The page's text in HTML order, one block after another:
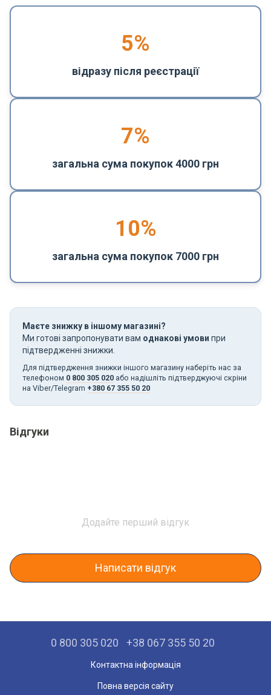
5%
відразу після реєстрації
7%
загальна сума покупок 4000 грн
10%
загальна сума покупок 7000 грн
Маєте знижку в іншому магазині?
Ми готові запропонувати вам однакові умови при
підтвердженні знижки.
Для підтвердження знижки іншого магазину наберіть нас за
телефоном 0 800 305 020 або надішліть підтверджуючі скріни
на Viber/Telegram +380 67 355 50 20
Відгуки
Додайте перший відгук
Написати відгук
0 800 305 020 +38 067 355 50 20
Контактна інформація
Повна версія сайту